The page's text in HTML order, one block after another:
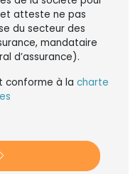
atteste ne pas
du secteur des
mandataire
d’assurance).
conforme à la charte